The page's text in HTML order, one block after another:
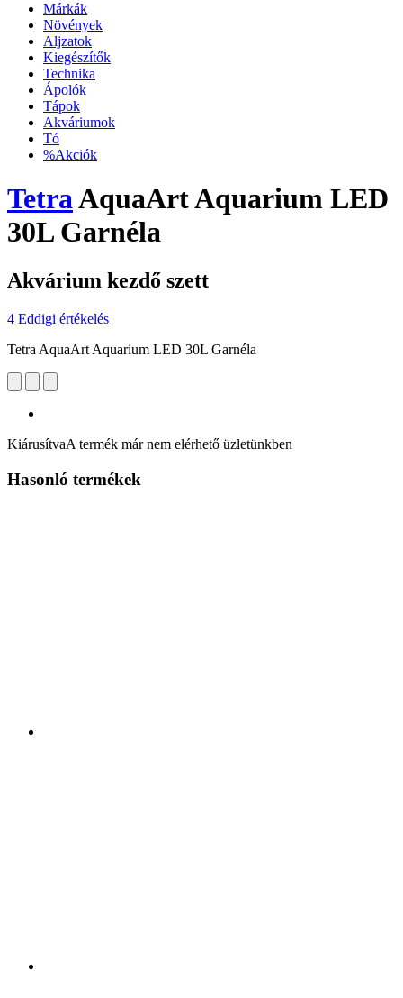
Márkák
Növények
Aljzatok
Kiegészítők
Technika
Ápolók
Tápok
Akváriumok
Tó
%Akciók
TetraAquaArt Aquarium LED
30L Garnéla
Akvárium kezdő szett
4 Eddigi értékelés
Tetra AquaArt Aquarium LED 30L Garnéla
KiárusítvaA termék már nem elérhető üzletünkben
Hasonló termékek